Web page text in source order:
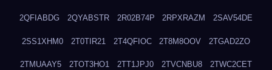
2QFIABDG 2QYABSTR 2R02B74P 2RPXRAZM 2SAV54DE
2SS1XHM0 2T0TIR21 2T4QFIOC 2T8M8OOV 2TGAD2ZO
2TMUAAY5 2TOT3HO1 2TT1JPJ0 2TVCNBU8 2TWC2CET